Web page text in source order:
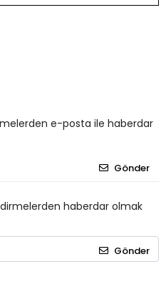
e-posta ile haberdar
Gönder
haberdar olmak
Gönder